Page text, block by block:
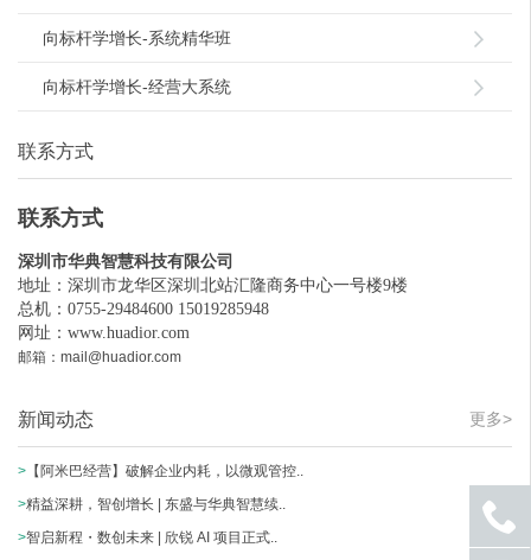
向标杆学增长-系统精华班
向标杆学增长-经营大系统
联系方式
联系方式
深圳市华典智慧科技有限公司
地址：深圳市龙华区深圳北站汇隆商务中心一号楼9楼
总机：0755-29484600 15019285948
网址： www.huadior.com
邮箱：mail@huadior.com
更多>
新闻动态
> 【阿米巴经营】破解企业内耗，以微观管控..
>精益深耕，智创增长 | 东盛与华典智慧续..
>智启新程・数创未来 | 欣锐 AI 项目正式..